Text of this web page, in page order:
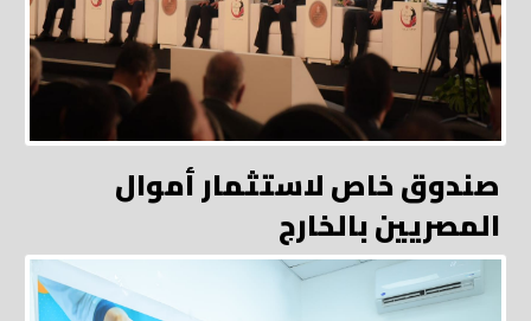
صندوق خاص لاستثمار أموال
المصريين بالخارج